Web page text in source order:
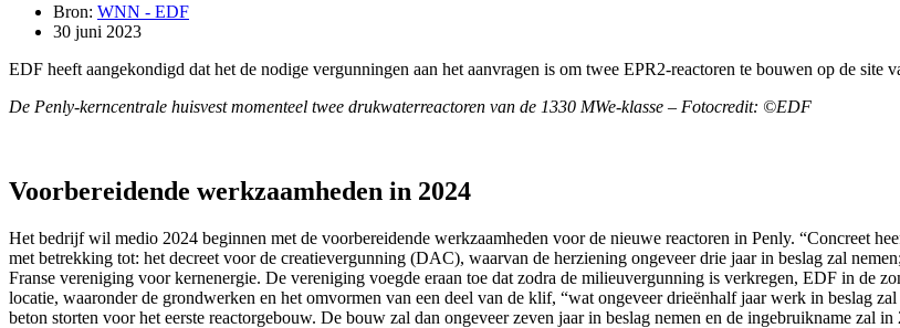
Bron: WNN - EDF
30 juni 2023
EDF heeft aangekondigd dat het de nodige vergunningen aan het aanvragen is om twee EPR2-reactoren te bouwen op de
De Penly-kerncentrale huisvest momenteel twee drukwaterreactoren van de 1330 MWe-klasse – Fotocredit: ©EDF
Voorbereidende werkzaamheden in 2024
Het bedrijf wil medio 2024 beginnen met de voorbereidende werkzaamheden voor de nieuwe reactoren in Penly. “Concreet
met betrekking tot: het decreet voor de creatievergunning (DAC), waarvan de herziening ongeveer drie jaar in beslag zal
Franse vereniging voor kernenergie. De vereniging voegde eraan toe dat zodra de milieuvergunning is verkregen, EDF in de
locatie, waaronder de grondwerken en het omvormen van een deel van de klif, “wat ongeveer drieënhalf jaar werk in beslag
beton storten voor het eerste reactorgebouw. De bouw zal dan ongeveer zeven jaar in beslag nemen en de ingebruikname zal in